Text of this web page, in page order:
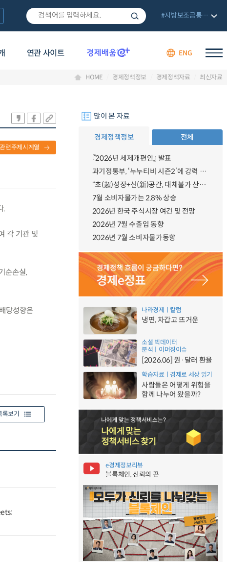
연관 사이트 ENG
#지방보조금통합관리망
HOME 경제정책정보 경제정책자료 최신자료
관련주제시계열
.
각 기관 및
순손실,
당성향은
록보기
많이 본 자료
경제정책정보 전체
『2026년 세제개편안』 발표
과기정통부, ‘누누티비 시즌2’에 강력 대응 의지 밝혀
“초(超)성장+신(新)공간, 대체불가 산업강국”
7월 소비자물가는 2.8% 상승
2026년 한국 주식시장 여건 및 전망
2026년 7월 수출입 동향
2026년 7월 소비자물가동향
나라경제ㅣ칼럼
냉면, 차갑고 뜨거운
소셜 빅데이터
분석ㅣ이머징이슈
[2026.06] 원·달러 환율
학습자료ㅣ경제로 세상 읽기
사람들은 어떻게 위험을
함께 나누어 왔을까?
e경제정보리뷰
블록체인, 신뢰의 끈